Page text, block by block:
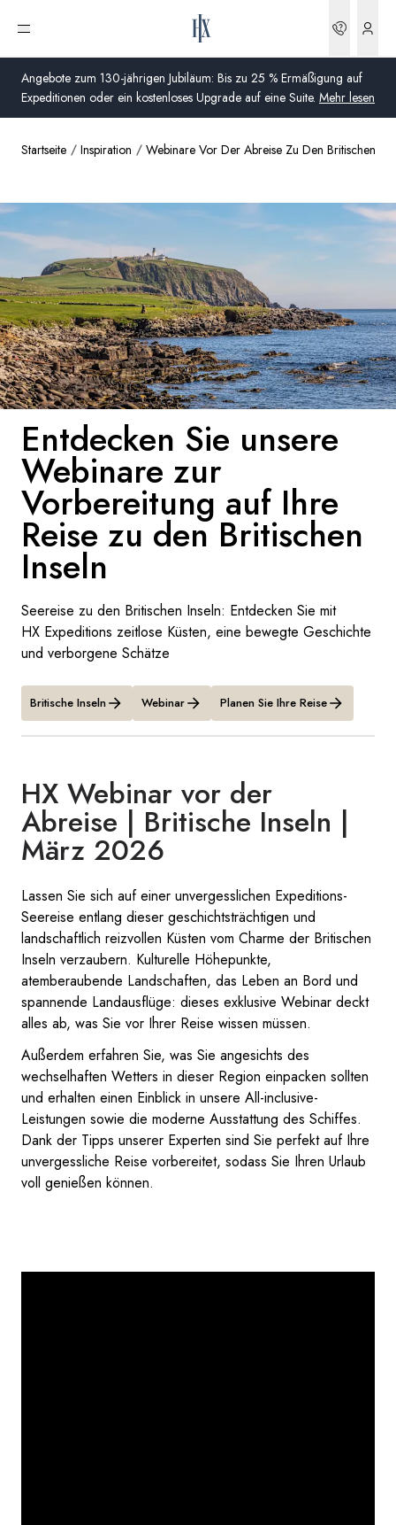
Angebote zum 130-jährigen Jubiläum: Bis zu 25 % Ermäßigung auf
Expeditionen oder ein kostenloses Upgrade auf eine Suite. Mehr lesen
Menü öffnen
Deutschland
Vereinigtes Königreich (England, Schottland, Wales
und Nordirland)
USA
Deutschland
Schweiz
Schweden
Dänemark
Norwegen
Global
Startseite Inspiration Webinare Vor Der Abreise Zu Den Britischen
Entdecken Sie unsere
Webinare zur
Vorbereitung auf Ihre
Reise zu den Britischen
Inseln
Seereise zu den Britischen Inseln: Entdecken Sie mit
HX Expeditions zeitlose Küsten, eine bewegte Geschichte
und verborgene Schätze
Britische Inseln Webinar Planen Sie Ihre Reise
HX Webinar vor der
Abreise | Britische Inseln |
März 2026
Lassen Sie sich auf einer unvergesslichen Expeditions-
Seereise entlang dieser geschichtsträchtigen und
landschaftlich reizvollen Küsten vom Charme der Britischen
Inseln verzaubern. Kulturelle Höhepunkte,
atemberaubende Landschaften, das Leben an Bord und
spannende Landausflüge: dieses exklusive Webinar deckt
alles ab, was Sie vor Ihrer Reise wissen müssen.
Außerdem erfahren Sie, was Sie angesichts des
wechselhaften Wetters in dieser Region einpacken sollten
und erhalten einen Einblick in unsere All-inclusive-
Leistungen sowie die moderne Ausstattung des Schiffes.
Dank der Tipps unserer Experten sind Sie perfekt auf Ihre
unvergessliche Reise vorbereitet, sodass Sie Ihren Urlaub
voll genießen können.